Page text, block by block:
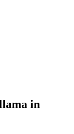
in